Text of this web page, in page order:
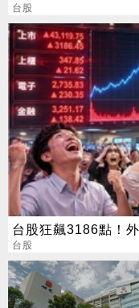
創新高
台股
台股狂飆3186點！
台股